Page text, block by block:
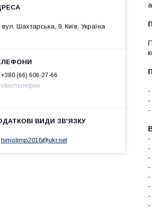
-
-
-
-
-
-
-
-
-
вул. Шахтарська, 9, Київ, Україна
+380 (66) 606-27-66
viber/телефон
himolimp2016@ukr.net